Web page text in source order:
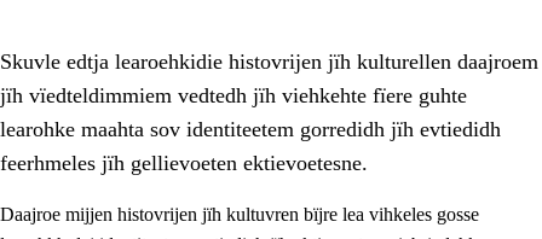
Lïerehtimmien aarvoevåarome
Skuvle edtja learoehkidie histovrijen jïh kulturellen daajroem
jïh vïedteldimmiem vedtedh jïh viehkehte fïere guhte
learohke maahta sov identiteetem gorredidh jïh evtiedidh
feerhmeles jïh gellievoeten ektievoetesne.
Daajroe mijjen histovrijen jïh kultuvren bïjre lea vihkeles gosse